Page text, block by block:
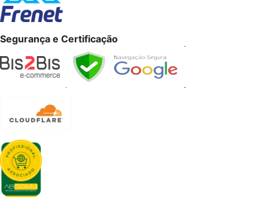
Segurança e Certificação